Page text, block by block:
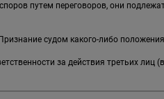
путем переговоров, они
судом какого-либо
за действия третьих